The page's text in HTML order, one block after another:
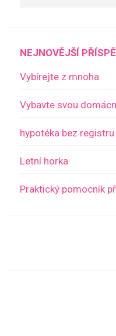
NEJNOVĚJŠÍ
Vybírejte z mnoha
Vybavte svou
hypotéka bez registru
Letní horka
Praktický pomocník